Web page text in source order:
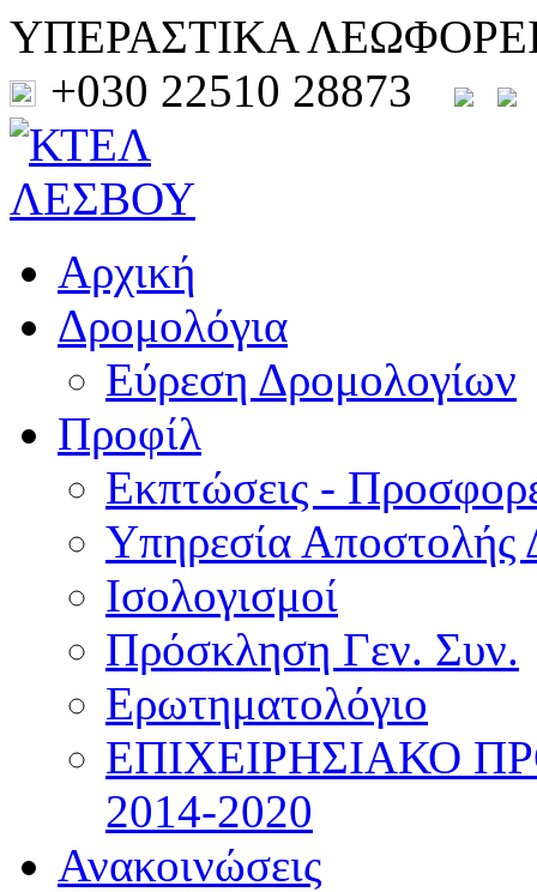
ΥΠΕΡΑΣΤΙΚΑ
+030 22510 28873
Αρχική
Δρομολόγια
Εύρεση Δρομολογίων
Προφίλ
Εκπτώσεις -
Υπηρεσία Αποστολής
Ισολογισμοί
Πρόσκληση Γεν. Συν.
Ερωτηματολόγιο
ΕΠΙΧΕΙΡΗΣΙΑΚΟ
2014-2020
Ανακοινώσεις